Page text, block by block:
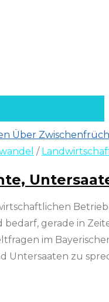
/
bedarf, gerade in
im
Untersaaten zu